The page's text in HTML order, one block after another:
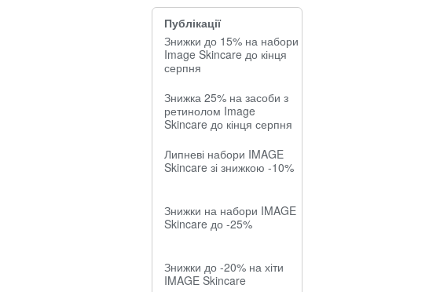
Публікації
Знижки до 15% на набори
Image Skincare до кінця
серпня
Знижка 25% на засоби з
ретинолом Image
Skincare до кінця серпня
Липневі набори IMAGE
Skincare зі знижкою -10%
Знижки на набори IMAGE
Skincare до -25%
Знижки до -20% на хіти
IMAGE Skincare